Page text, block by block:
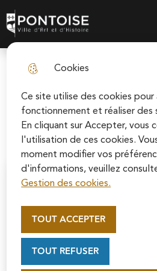
Cookies
Ce site utilise des cookies pour
fonctionnement et réaliser des
En cliquant sur Accepter, vous
l'utilisation de ces cookies.
moment modifier vos
d'informations, veuillez
Gestion des cookies.
TOUT ACCEPTER
TOUT REFUSER
to
menu
Skip to
search
Soutenez la rénovation de
Maclou en vous
Fondation du
Pontoise | Ville d'art et d'histoire
Accueil